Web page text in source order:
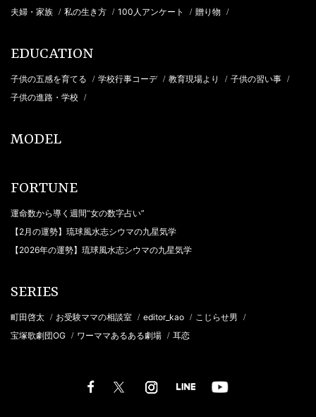
夫婦・家族 / 私の生き方 / 100人アンケート / 贈り物 /
EDUCATION
子供の五感を育てる / 学校行事コーデ / 教育現場より / 子供の習い事 /
子供の進路・学校 /
MODEL
FORTUNE
運命数から導く週間“女の数字占い”
【2月の運勢】琉球風水志シウマの九星気学
【2026年の運勢】琉球風水志シウマの九星気学
SERIES
町田啓太 / お受験ママの相談室 / editor_kao / こじらせ男 /
宝塚歌劇団OG / ワーママあるある劇場 / 耳恋